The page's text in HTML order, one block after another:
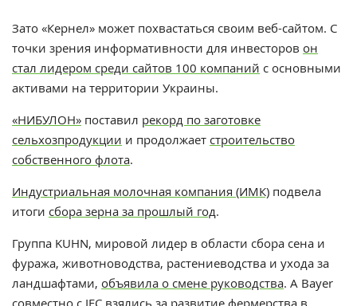
Зато «Кернел» может похвастаться своим веб-сайтом. С
точки зрения информативности для инвесторов он
стал лидером среди сайтов 100 компаний с основными
активами на территории Украины.
«НИБУЛОН» поставил рекорд по заготовке
сельхозпродукции и продолжает строительство
собственного флота.
Индустриальная молочная компания (ИМК) подвела
итоги сбора зерна за прошлый год.
Группа KUHN, мировой лидер в области сбора сена и
фуража, животноводства, растениеводства и ухода за
ландшафтами, объявила о смене руководства. А Bayer
совместно с IFC взялись за развитие фермерства в